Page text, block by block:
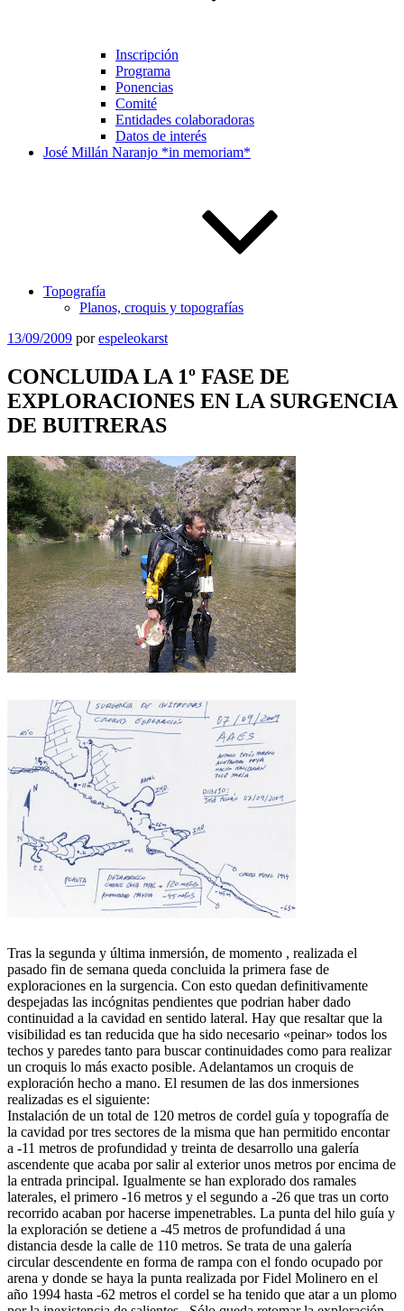
Inscripción
Programa
Ponencias
Comité
Entidades colaboradoras
Datos de interés
José Millán Naranjo *in memoriam*
Topografía
Planos, croquis y topografías
Publicado
13/09/2009 porespeleokarst
CONCLUIDA LA 1º FASE DE
EXPLORACIONES EN LA SURGENCIA
DE BUITRERAS
Tras la segunda y última inmersión, de momento , realizada el
pasado fin de semana queda concluida la primera fase de
exploraciones en la surgencia. Con esto quedan definitivamente
despejadas las incógnitas pendientes que podrian haber dado
continuidad a la cavidad en sentido lateral. Hay que resaltar que la
visibilidad es tan reducida que ha sido necesario «peinar» todos los
techos y paredes tanto para buscar continuidades como para realizar
un croquis lo más exacto posible. Adelantamos un croquis de
exploración hecho a mano. El resumen de las dos inmersiones
realizadas es el siguiente:
Instalación de un total de 120 metros de cordel guía y topografía de
la cavidad por tres sectores de la misma que han permitido encontar
a -11 metros de profundidad y treinta de desarrollo una galería
ascendente que acaba por salir al exterior unos metros por encima de
la entrada principal. Igualmente se han explorado dos ramales
laterales, el primero -16 metros y el segundo a -26 que tras un corto
recorrido acaban por hacerse impenetrables. La punta del hilo guía y
la exploración se detiene a -45 metros de profundidad á una
distancia desde la calle de 110 metros. Se trata de una galería
circular descendente en forma de rampa con el fondo ocupado por
arena y donde se haya la punta realizada por Fidel Molinero en el
año 1994 hasta -62 metros el cordel se ha tenido que atar a un plomo